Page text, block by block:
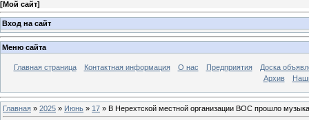
[Мой сайт]
Вход на сайт
Меню сайта
Главная страница Контактная информация О нас Предприятия
Доска
Архив
Главная » 2025 » Июнь » 17 » В Нерехтской местной организации ВОС прошло